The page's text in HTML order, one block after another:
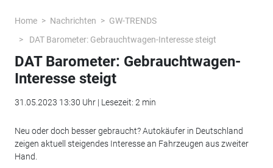
Home Nachrichten
GW-TRENDS
DAT Barometer: Gebrauchtwagen-Interesse steigt
DAT Barometer: Gebrauchtwagen-
Interesse steigt
31.05.2023 13:30 Uhr | Lesezeit: 2 min
Neu oder doch besser gebraucht? Autokäufer in Deutschland
zeigen aktuell steigendes Interesse an Fahrzeugen aus zweiter
Hand.